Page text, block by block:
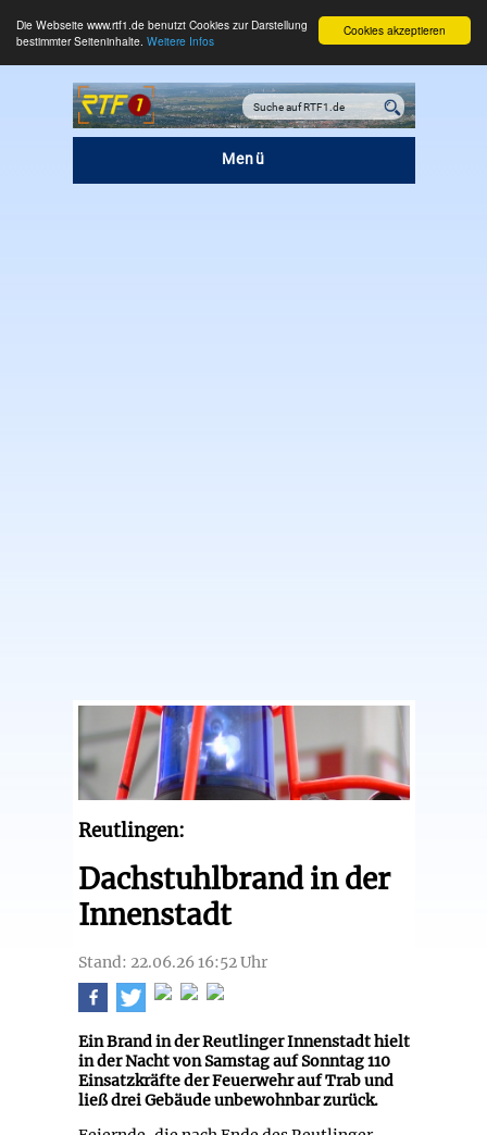
Cookies akzeptieren
Die Webseite www.rtf1.de benutzt Cookies zur Darstellung
bestimmter Seiteninhalte. Weitere Infos
Menü
Reutlingen:
Dachstuhlbrand in der
Innenstadt
Stand: 22.06.26 16:52 Uhr
Ein Brand in der Reutlinger Innenstadt hielt
in der Nacht von Samstag auf Sonntag 110
Einsatzkräfte der Feuerwehr auf Trab und
ließ drei Gebäude unbewohnbar zurück.